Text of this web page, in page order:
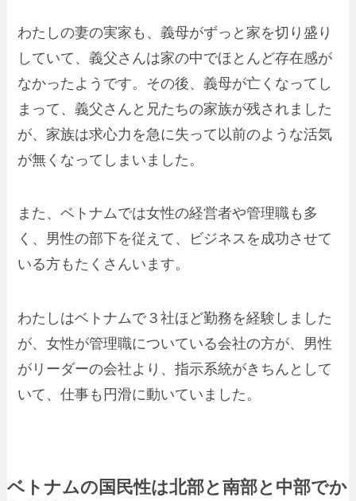
わたしの妻の実家も、義母がずっと家を切り盛り
していて、義父さんは家の中でほとんど存在感が
なかったようです。その後、義母が亡くなってし
まって、義父さんと兄たちの家族が残されました
が、家族は求心力を急に失って以前のような活気
が無くなってしまいました。
また、ベトナムでは女性の経営者や管理職も多
く 、男性の部下を従えて、ビジネスを成功させて
いる方もたくさんいます。
わたしはベトナムで３社ほど勤務を経験しました
が、女性が管理職についている会社の方が、男性
がリーダーの会社より、指示系統がきちんとして
いて、仕事も円滑に動いていました。
ベトナムの国民性は北部と南部と中部でか